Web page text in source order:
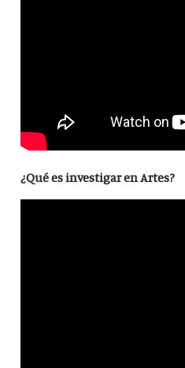
¿Qué es investigar en Artes?